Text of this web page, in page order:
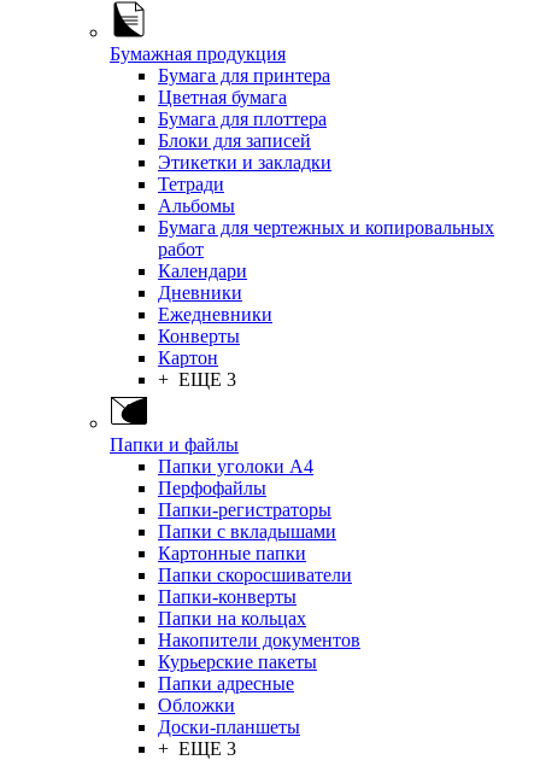
Бумажная продукция
Бумага для принтера
Цветная бумага
Бумага для плоттера
Блоки для записей
Этикетки и закладки
Тетради
Альбомы
Бумага для чертежных и копировальных
работ
Календари
Дневники
Ежедневники
Конверты
Картон
+ ЕЩЕ 3
Папки и файлы
Папки уголоки А4
Перфофайлы
Папки-регистраторы
Папки с вкладышами
Картонные папки
Папки скоросшиватели
Папки-конверты
Папки на кольцах
Накопители документов
Курьерские пакеты
Папки адресные
Обложки
Доски-планшеты
+ ЕЩЕ 3